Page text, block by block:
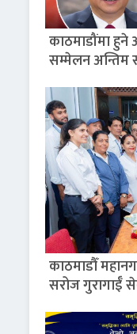
काठमाडौंमा हुने
सम्मेलन अन्तिम
काठमाडौँ
सरोज गुरागाईँ